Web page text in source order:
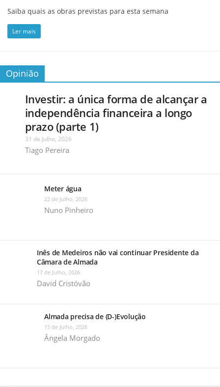
Saiba quais as obras previstas para esta semana
Ler mais
Opinião
Investir: a única forma de alcançar a
independência financeira a longo
prazo (parte 1)
31 de Julho, 2026
Tiago Pereira
Meter água
22 de Julho, 2026
Nuno Pinheiro
Inês de Medeiros não vai continuar Presidente da
Câmara de Almada
17 de Julho, 2026
David Cristóvão
Almada precisa de (D-)Evolução
15 de Julho, 2026
Ângela Morgado